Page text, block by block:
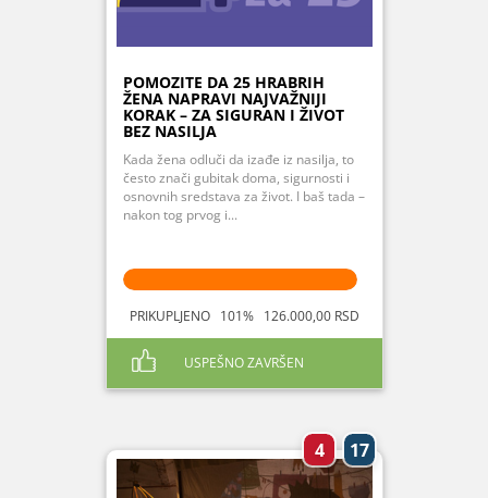
POMOZITE DA 25 HRABRIH
ŽENA NAPRAVI NAJVAŽNIJI
KORAK – ZA SIGURAN I ŽIVOT
BEZ NASILJA
Kada žena odluči da izađe iz nasilja, to
često znači gubitak doma, sigurnosti i
osnovnih sredstava za život. I baš tada –
nakon tog prvog i...
PRIKUPLJENO 101% 126.000,00 RSD
USPEŠNO ZAVRŠEN
4 17